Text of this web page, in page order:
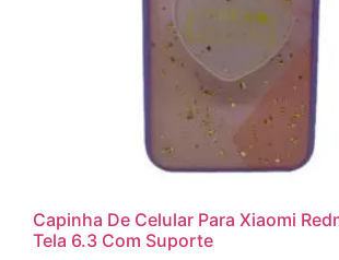
Capinha De Celular Para Xiaomi
Tela 6.3 Com Suporte